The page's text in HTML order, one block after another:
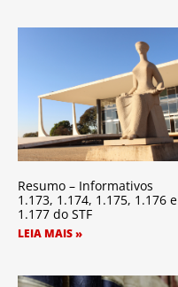
Resumo – Informativos
1.173, 1.174, 1.175, 1.176 e
1.177 do STF
LEIA MAIS »